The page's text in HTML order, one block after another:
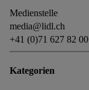
Medienstelle
media@lidl.ch
+41 (0)71 627 82 00
Kategorien